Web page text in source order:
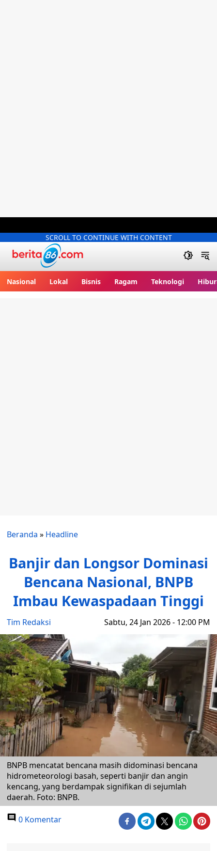
SCROLL TO CONTINUE WITH CONTENT
Nasional Lokal Bisnis Ragam Teknologi
Beranda » Headline
Banjir dan Longsor Dominasi
Bencana Nasional, BNPB
Imbau Kewaspadaan Tinggi
Tim Redaksi Sabtu, 24 Jan 2026 - 12:00 PM
BNPB mencatat bencana masih didominasi bencana
hidrometeorologi basah, seperti banjir dan angin
kencang, yang berdampak signifikan di sejumlah
daerah. Foto: BNPB.
0 Komentar